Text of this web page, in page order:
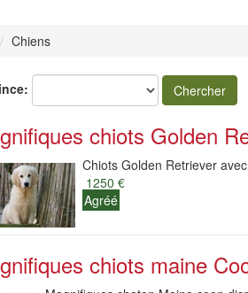
Chiens
Chercher
chiots Golden
Chiots Golden Retriever
1250 €
Agréé
chiots maine